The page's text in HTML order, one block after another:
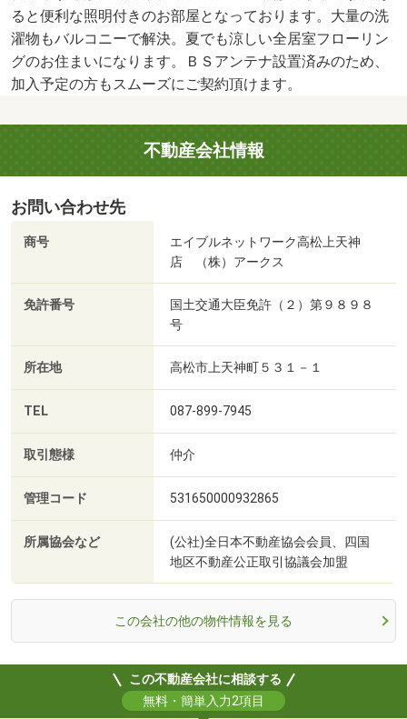
ると便利な照明付きのお部屋となっております。大量の洗
濯物もバルコニーで解決。夏でも涼しい全居室フローリン
グのお住まいになります。ＢＳアンテナ設置済みのため、
加入予定の方もスムーズにご契約頂けます。
不動産会社情報
お問い合わせ先
商号
エイブルネットワーク高松上天神
店 （株）アークス
免許番号
国土交通大臣免許（２）第９８９８
号
所在地 高松市上天神町５３１－１
TEL 087-899-7945
取引態様 仲介
管理コード 531650000932865
所属協会など
(公社)全日本不動産協会会員、四国
地区不動産公正取引協議会加盟
この会社の他の物件情報を見る
この不動産会社に相談する
無料・簡単入力2項目